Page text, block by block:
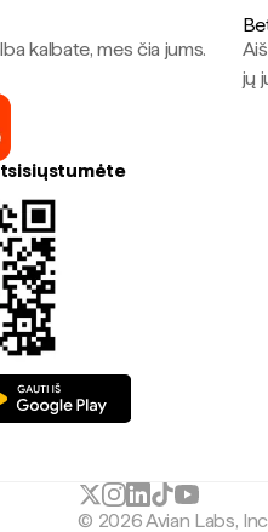
kalbate, mes čia jums.
jų
© 2026 Avian Labs, Inc